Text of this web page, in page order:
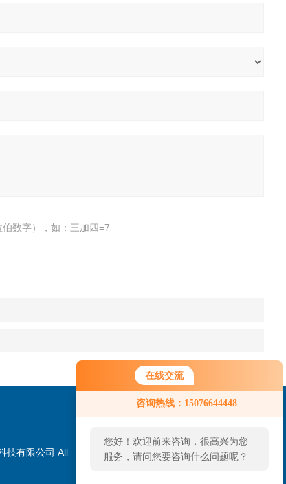
在线交流
咨询热线：15076644448
您好！欢迎前来咨询，很高兴为您
服务，请问您要咨询什么问题呢？
数字），如：三加四=7
技有限公司 All